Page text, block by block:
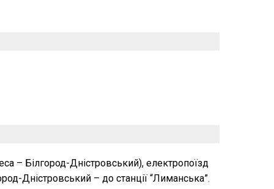
– Білгород-Дністровський), електропоїзд
Дністровський – до станції “Лиманська”.